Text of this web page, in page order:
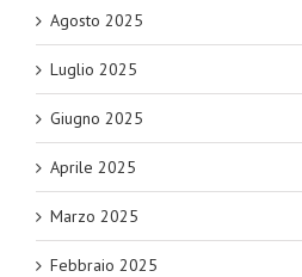
Agosto 2025
Luglio 2025
Giugno 2025
Aprile 2025
Marzo 2025
Febbraio 2025